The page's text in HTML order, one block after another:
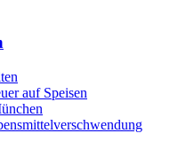
auf Speisen